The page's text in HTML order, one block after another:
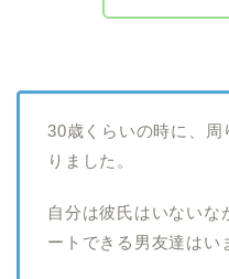
30歳くらいの時に、
りました。
自分は彼氏はいない
ートできる男友達はい